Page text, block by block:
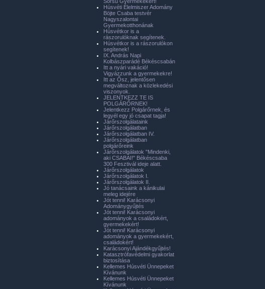
Húsvéti Élelmiszer Adomány
Böjte Csaba testvér
Nagyszalontai
Gyermekotthonának
Húsvétkor is a
rászorulóknak segítenek.
Húsvétkor is a rászorulókon
segítenek!
IX. András Napi
Kolbászparádé Békéscsabán
Itt a nyári vakáció!
Vigyázzunk a gyermekekre!
Itt az Ősz, jelentősen
megváltoznak a közlekedési
viszonyok.
JELENTKEZZ TE IS
POLGÁRŐRNEK!
Jelentkezz Polgárőrnek, és
legyél egy jó csapat tagja!
Járőrszolgálataink
Járőrszolgálatban
Járőrszolgálatban IV.
Járőrszolgálatban
polgárőreink
Járőrszolgálatok "Mindenki,
aki CSABAI!" Békéscsaba
300 Fesztivál ideje alatt.
Járőrszolgálatok
Járőrszolgálatok I.
Járőrszolgálatok II.
Jó tanácsaink a kánikulai
meleg idejére
Jót tenni! Karácsonyi
Adománygyűjtés
Jót tenni! Karácsonyi
adományok a családokért,
gyermekekért!
Jót tenni! Karácsonyi
adományok a gyermekekért,
családokért!
Karácsonyi Ajándékgyűjtés!
Katasztrófavédelmi gyakorlat
biztosítása
Kellemes Húsvéti Ünnepeket
Kívánunk
Kellemes Húsvéti Ünnepeket
Kívánunk